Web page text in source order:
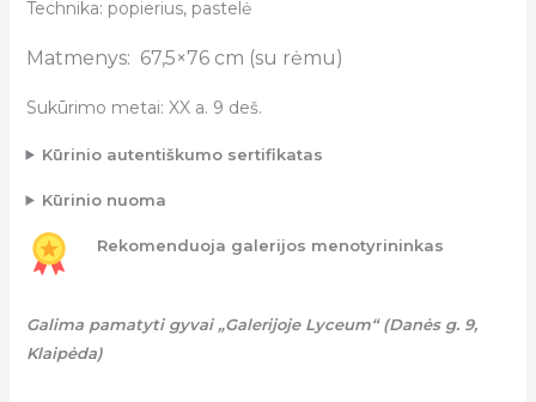
Technika: popierius, pastelė
Matmenys: 67,5×76 cm (su rėmu)
Sukūrimo metai: XX a. 9 deš.
Kūrinio autentiškumo sertifikatas
Kūrinio nuoma
Rekomenduoja galerijos menotyrininkas
Galima pamatyti gyvai „Galerijoje Lyceum“ (Danės g. 9,
Klaipėda)
quantity